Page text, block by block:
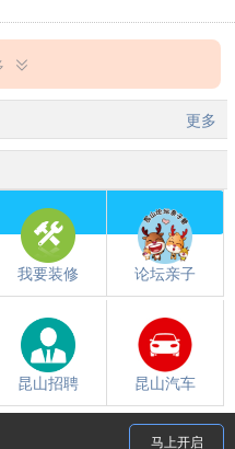
更多
我要装修 论坛亲子
昆山招聘 昆山汽车
昆山论坛APP吧~~马上开启